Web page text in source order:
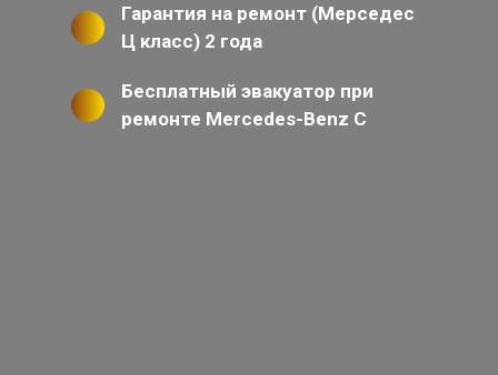
Гарантия на ремонт (Мерседес
Ц класс) 2 года
Бесплатный эвакуатор при
ремонте Mercedes-Benz C